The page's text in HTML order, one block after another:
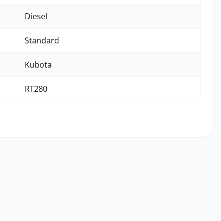
Diesel
Standard
Kubota
RT280